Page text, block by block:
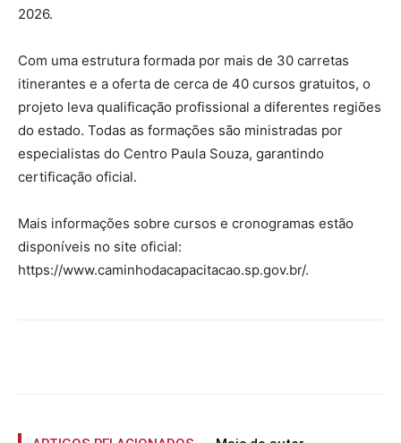
2026.
Com uma estrutura formada por mais de 30 carretas
itinerantes e a oferta de cerca de 40 cursos gratuitos, o
projeto leva qualificação profissional a diferentes regiões
do estado. Todas as formações são ministradas por
especialistas do Centro Paula Souza, garantindo
certificação oficial.
Mais informações sobre cursos e cronogramas estão
disponíveis no site oficial:
https://www.caminhodacapacitacao.sp.gov.br/.